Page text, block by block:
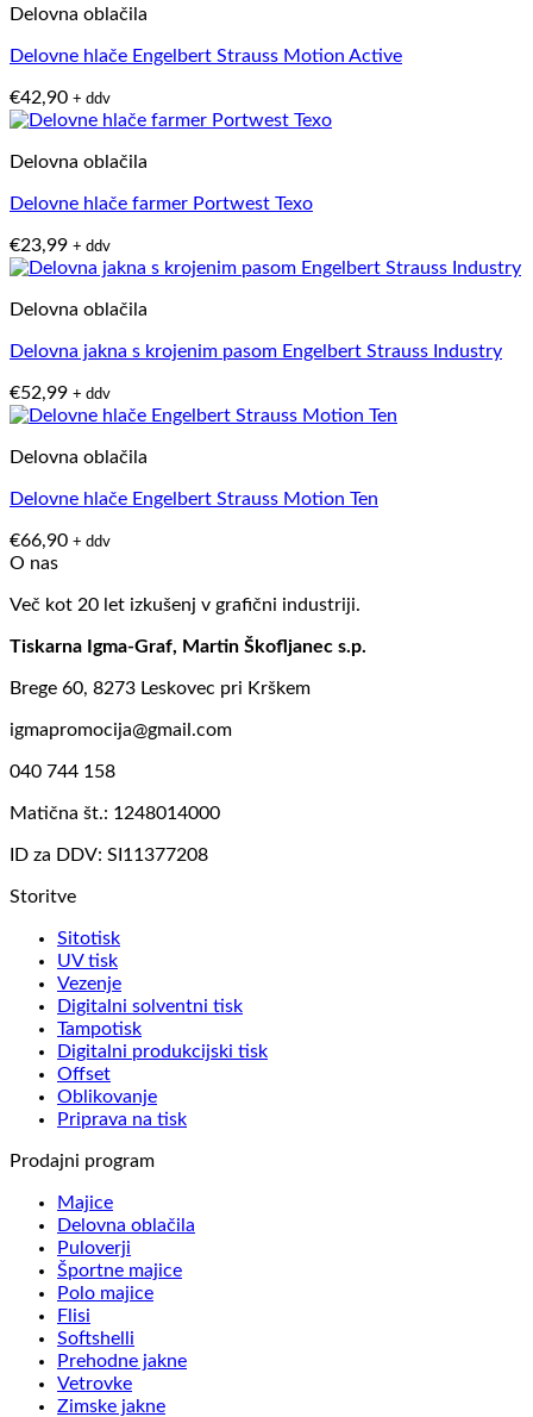
Delovna oblačila
Delovne hlače Engelbert Strauss Motion Active
€42,90 + ddv
Delovna oblačila
Delovne hlače farmer Portwest Texo
€23,99 + ddv
Delovna oblačila
Delovna jakna s krojenim pasom Engelbert Strauss Industry
€52,99 + ddv
Delovna oblačila
Delovne hlače Engelbert Strauss Motion Ten
€66,90 + ddv
O nas
Več kot 20 let izkušenj v grafični industriji.
Tiskarna Igma-Graf, Martin Škofljanec s.p.
Brege 60, 8273 Leskovec pri Krškem
igmapromocija@gmail.com
040 744 158
Matična št.: 1248014000
ID za DDV: SI11377208
Storitve
Sitotisk
UV tisk
Vezenje
Digitalni solventni tisk
Tampotisk
Digitalni produkcijski tisk
Offset
Oblikovanje
Priprava na tisk
Prodajni program
Majice
Delovna oblačila
Puloverji
Športne majice
Polo majice
Flisi
Softshelli
Prehodne jakne
Vetrovke
Zimske jakne